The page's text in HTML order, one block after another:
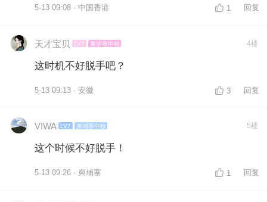
5-13 09:08 · 中国香港 1 回复
天才宝贝 LV7 柬埔寨中校 4楼
这时机不好脱手吧？
5-13 09:13 · 安徽 3 回复
VIWA LV7 柬埔寨中校 5楼
这个时候不好脱手！
5-13 09:26 · 柬埔寨 1 回复